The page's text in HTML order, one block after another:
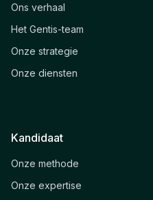
Ons verhaal
Het Gentis-team
Onze strategie
Onze diensten
Kandidaat
Onze methode
Onze expertise